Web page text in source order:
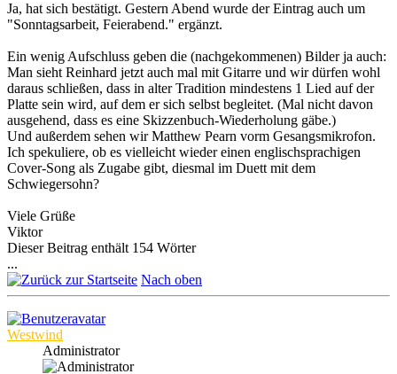
Ja, hat sich bestätigt. Gestern Abend wurde der Eintrag auch um
"Sonntagsarbeit, Feierabend." ergänzt.
Ein wenig Aufschluss geben die (nachgekommenen) Bilder ja auch:
Man sieht Reinhard jetzt auch mal mit Gitarre und wir dürfen wohl
daraus schließen, dass in alter Tradition mindestens 1 Lied auf der
Platte sein wird, auf dem er sich selbst begleitet. (Mal nicht davon
ausgehend, dass es eine Skizzenbuch-Wiederholung gäbe.)
Und außerdem sehen wir Matthew Pearn vorm Gesangsmikrofon.
Ich spekuliere, ob es vielleicht wieder einen englischsprachigen
Cover-Song als Zugabe gibt, diesmal im Duett mit dem
Schwiegersohn?
Viele Grüße
Viktor
Dieser Beitrag enthält 154 Wörter
...
Nach oben
Westwind
Administrator